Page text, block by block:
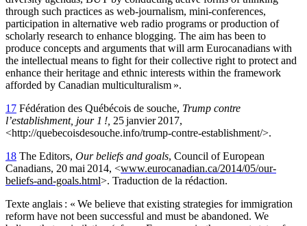
through such practices as web-journalism, mini-conferences,
participation in alternative web radio programs or production of
scholarly research to enhance blogging. The aim has been to
produce concepts and arguments that will arm Eurocanadians with
the intellectual means to fight for their collective right to protect and
enhance their heritage and ethnic interests within the framework
afforded by Canadian multiculturalism ».
17 Fédération des Québécois de souche, Trump contre
l’establishment, jour 1 !, 25 janvier 2017,
<http://quebecoisdesouche.info/trump-contre-establishment/>.
18 The Editors, Our beliefs and goals, Council of European
Canadians, 20 mai 2014, <www.eurocanadian.ca/2014/05/our-
beliefs-and-goals.html>. Traduction de la rédaction.
Texte anglais : « We believe that existing strategies for immigration
reform have not been successful and must be abandoned. We